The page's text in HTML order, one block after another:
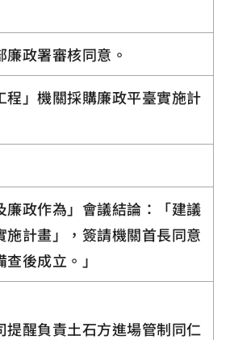
政署審核同意。
」機關採購廉政平臺實施計
政作為」會議結論：「建議
計畫」，簽請機關首長同意
後成立。」
提醒負責土石方進場管制同仁